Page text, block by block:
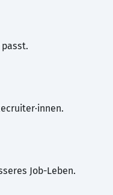
passt.
Job-Leben.